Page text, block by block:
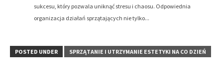
sukcesu, który pozwala uniknąć stresu i chaosu. Odpowiednia
organizacja działań sprzątających nie tylko...
POSTED UNDER SPRZĄTANIE I UTRZYMANIE ESTETYKI NA CO DZIEŃ